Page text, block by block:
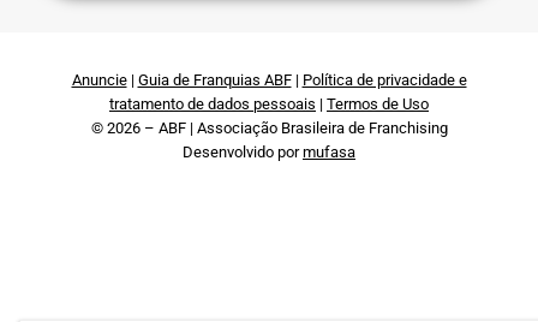
Anuncie| Guia de Franquias ABF| Política de privacidade e
tratamento de dados pessoais | Termos de Uso
© 2026 – ABF | Associação Brasileira de Franchising
Desenvolvido pormufasa